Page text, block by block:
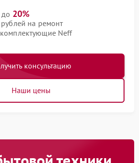
20%
на ремонт
Neff
консультацию
Наши цены